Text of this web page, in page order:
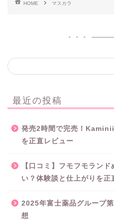
HOME マスカラ
最近の投稿
発売2時間で完売！Kaminii
を正直レビュー
【口コミ】フモフモラン
い？体験談と仕上がりを正
2025年富士薬品グループ
想